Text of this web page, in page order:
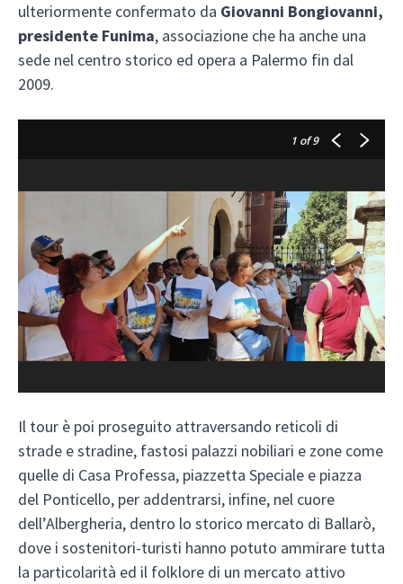
ulteriormente confermato da Giovanni Bongiovanni,
presidente Funima, associazione che ha anche una
sede nel centro storico ed opera a Palermo fin dal
2009.
1 of 9
Il tour è poi proseguito attraversando reticoli di
strade e stradine, fastosi palazzi nobiliari e zone come
quelle di Casa Professa, piazzetta Speciale e piazza
del Ponticello, per addentrarsi, infine, nel cuore
dell’Albergheria, dentro lo storico mercato di Ballarò,
dove i sostenitori-turisti hanno potuto ammirare tutta
la particolarità ed il folklore di un mercato attivo